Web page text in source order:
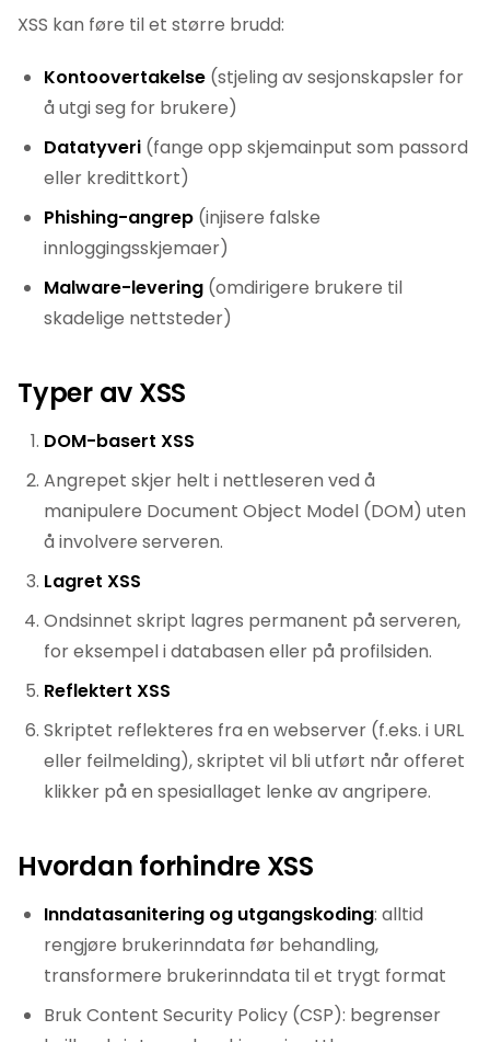
XSS kan føre til et større brudd:
Kontoovertakelse (stjeling av sesjonskapsler for
å utgi seg for brukere)
Datatyveri (fange opp skjemainput som passord
eller kredittkort)
Phishing-angrep (injisere falske
innloggingsskjemaer)
Malware-levering (omdirigere brukere til
skadelige nettsteder)
Typer av XSS
DOM-basert XSS
Angrepet skjer helt i nettleseren ved å
manipulere Document Object Model (DOM) uten
å involvere serveren.
Lagret XSS
Ondsinnet skript lagres permanent på serveren,
for eksempel i databasen eller på profilsiden.
Reflektert XSS
Skriptet reflekteres fra en webserver (f.eks. i URL
eller feilmelding), skriptet vil bli utført når offeret
klikker på en spesiallaget lenke av angripere.
Hvordan forhindre XSS
Inndatasanitering og utgangskoding: alltid
rengjøre brukerinndata før behandling,
transformere brukerinndata til et trygt format
Bruk Content Security Policy (CSP): begrenser